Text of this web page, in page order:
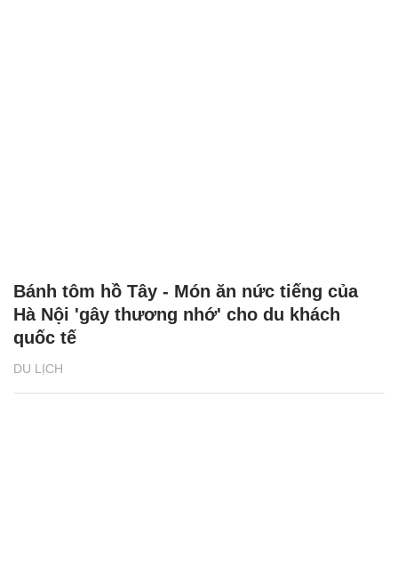
DU LỊCH
Bánh tôm hồ Tây - Món ăn nức tiếng của
Hà Nội 'gây thương nhớ' cho du khách
quốc tế